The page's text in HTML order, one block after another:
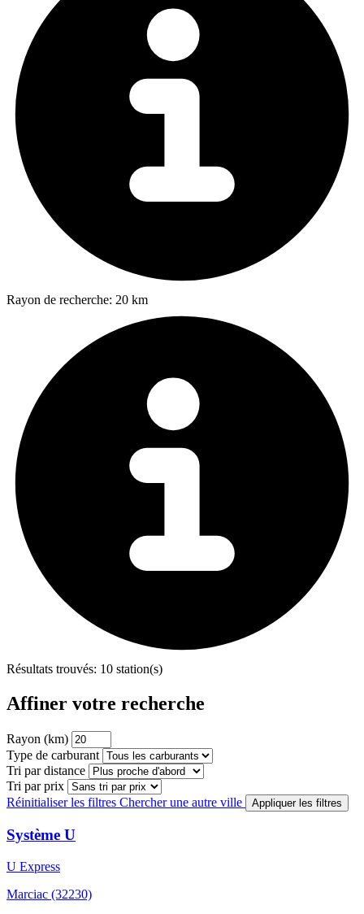
Rayon de recherche: 20 km
Résultats trouvés: 10 station(s)
Affiner votre recherche
Rayon (km)
Type de carburant
Tri par distance
Tri par prix
Réinitialiser les filtres Chercher une autre ville Appliquer les filtres
Système U
U Express
Marciac (32230)